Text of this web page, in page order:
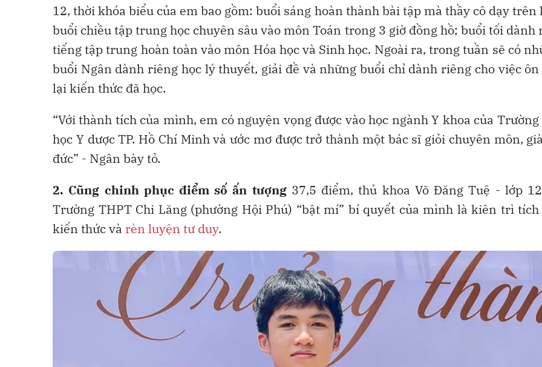
12, thời khóa biểu của em bao gồm: buổi sáng hoàn thành bài tập mà thầy cô dạy trên
buổi chiều tập trung học chuyên sâu vào môn Toán trong 3 giờ đồng hồ; buổi tối dành
tiếng tập trung hoàn toàn vào môn Hóa học và Sinh học. Ngoài ra, trong tuần sẽ có
buổi Ngân dành riêng học lý thuyết, giải đề và những buổi chỉ dành riêng cho việc
lại kiến thức đã học.
“Với thành tích của mình, em có nguyện vọng được vào học ngành Y khoa của
học Y dược TP. Hồ Chí Minh và ước mơ được trở thành một bác sĩ giỏi chuyên môn,
đức” - Ngân bày tỏ.
2. Cũng chinh phục điểm số ấn tượng 37,5 điểm, thủ khoa Võ Đăng Tuệ - lớp
Trường THPT Chi Lăng (phường Hội Phú) “bật mí” bí quyết của mình là kiên trì
kiến thức và rèn luyện tư duy.